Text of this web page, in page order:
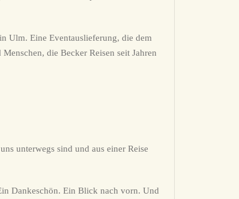
Ulm. Eine Eventauslieferung, die dem
die Becker Reisen seit Jahren
unterwegs sind und aus einer Reise
Dankeschön. Ein Blick nach vorn. Und